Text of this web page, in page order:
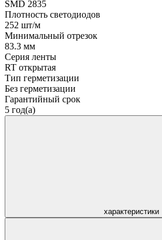
SMD 2835
Плотность светодиодов
252 шт/м
Минимальный отрезок
83.3 мм
Серия ленты
RT открытая
Тип герметизации
Без герметизации
Гарантийный срок
5 год(а)
характеристики